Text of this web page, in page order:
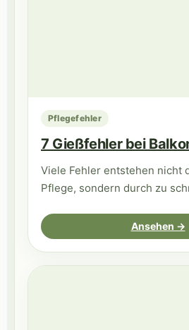
Pflegefehler
7 Gießfehler bei
Viele Fehler entstehen nicht
Pflege, sondern durch zu
Ansehen →